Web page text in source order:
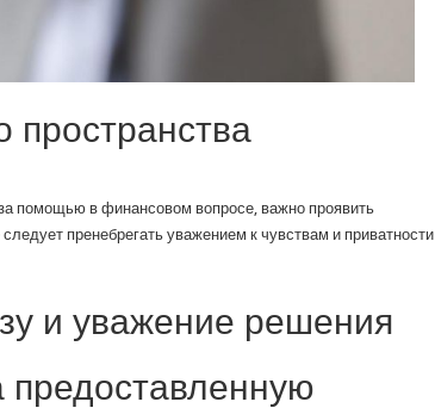
пространства
помощью в финансовом вопросе, важно проявить
пренебрегать уважением к чувствам и приватности
и уважение решения
предоставленную